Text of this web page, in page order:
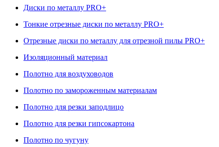
Диски по металлу PRO+
Тонкие отрезные диски по металлу PRO+
Отрезные диски по металлу для отрезной пилы PRO+
Изоляционный материал
Полотно для воздуховодов
Полотно по замороженным материалам
Полотно для резки заподлицо
Полотно для резки гипсокартона
Полотно по чугуну